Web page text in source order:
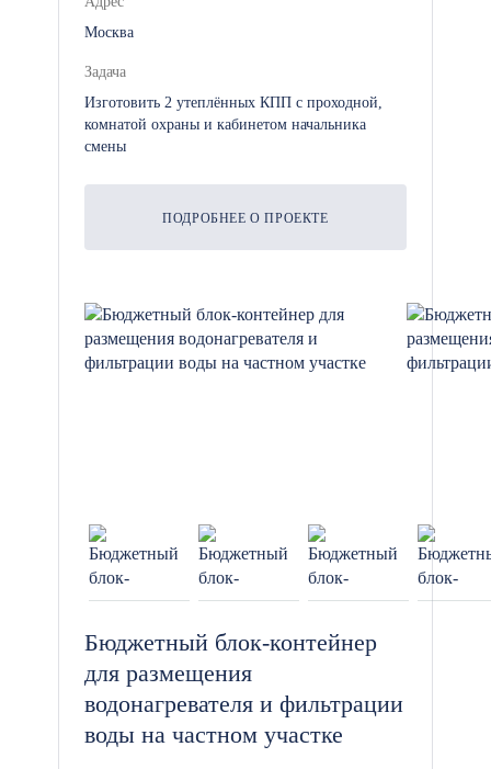
исчерпывающего пакета
закрывающих документов и
оплатой строго на расчетный
Собственная логистика: Вам не
объекты осуществляется нашим
независимым автопарком
трудоустроенные монтажники со
строгим соблюдением техники
безопасности (работы ведутся в
поясах).
На каждый отгруженный объект
Москва
Задача
Изготовить 2 утеплённых КПП с проходной,
комнатой охраны и кабинетом начальника
смены
ПОДРОБНЕЕ О ПРОЕКТЕ
Бюджетный блок-контейнер
для размещения
водонагревателя и фильтрации
воды на частном участке